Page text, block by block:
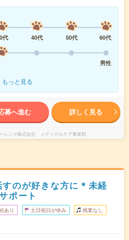
代 40代 50代
60代
男性
もっと見る
募へ進む 詳しく見る
シング株式会社 メディカルケア事業部
のが好きな方に＊未経
ポート
あり 土日祝日が休み 残業なし